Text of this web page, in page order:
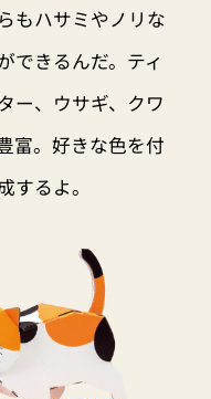
もハサミやノリな
できるんだ。ティ
ー、ウサギ、クワ
富。好きな色を付
するよ。